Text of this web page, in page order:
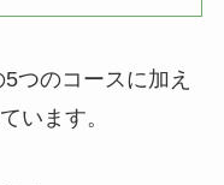
つのコースに加え
います。